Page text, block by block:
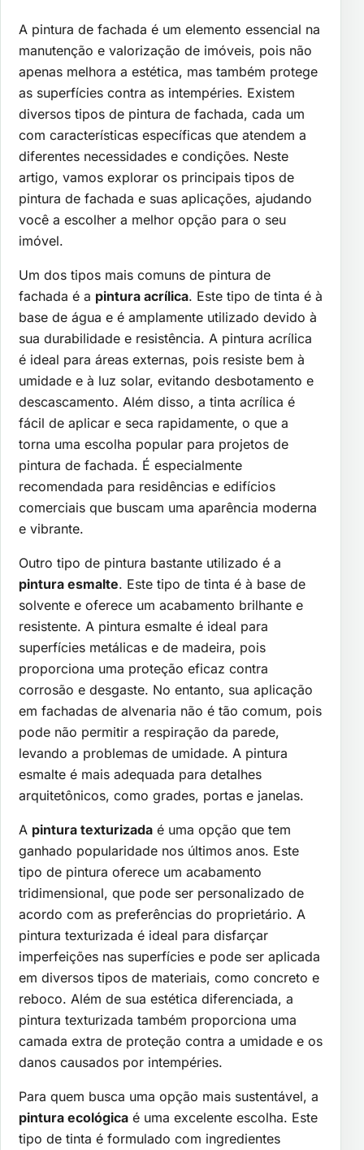
A pintura de fachada é um elemento essencial na
manutenção e valorização de imóveis, pois não
apenas melhora a estética, mas também protege
as superfícies contra as intempéries. Existem
diversos tipos de pintura de fachada, cada um
com características específicas que atendem a
diferentes necessidades e condições. Neste
artigo, vamos explorar os principais tipos de
pintura de fachada e suas aplicações, ajudando
você a escolher a melhor opção para o seu
imóvel.
Um dos tipos mais comuns de pintura de
fachada é a pintura acrílica. Este tipo de tinta é à
base de água e é amplamente utilizado devido à
sua durabilidade e resistência. A pintura acrílica
é ideal para áreas externas, pois resiste bem à
umidade e à luz solar, evitando desbotamento e
descascamento. Além disso, a tinta acrílica é
fácil de aplicar e seca rapidamente, o que a
torna uma escolha popular para projetos de
pintura de fachada. É especialmente
recomendada para residências e edifícios
comerciais que buscam uma aparência moderna
e vibrante.
Outro tipo de pintura bastante utilizado é a
pintura esmalte. Este tipo de tinta é à base de
solvente e oferece um acabamento brilhante e
resistente. A pintura esmalte é ideal para
superfícies metálicas e de madeira, pois
proporciona uma proteção eficaz contra
corrosão e desgaste. No entanto, sua aplicação
em fachadas de alvenaria não é tão comum, pois
pode não permitir a respiração da parede,
levando a problemas de umidade. A pintura
esmalte é mais adequada para detalhes
arquitetônicos, como grades, portas e janelas.
A pintura texturizada é uma opção que tem
ganhado popularidade nos últimos anos. Este
tipo de pintura oferece um acabamento
tridimensional, que pode ser personalizado de
acordo com as preferências do proprietário. A
pintura texturizada é ideal para disfarçar
imperfeições nas superfícies e pode ser aplicada
em diversos tipos de materiais, como concreto e
reboco. Além de sua estética diferenciada, a
pintura texturizada também proporciona uma
camada extra de proteção contra a umidade e os
danos causados por intempéries.
Para quem busca uma opção mais sustentável, a
pintura ecológica é uma excelente escolha. Este
tipo de tinta é formulado com ingredientes